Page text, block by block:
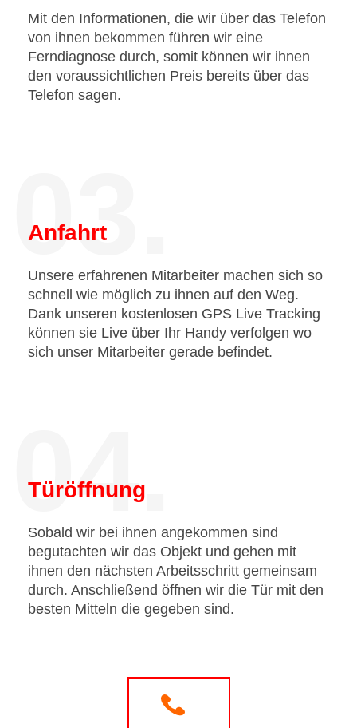
Mit den Informationen, die wir über das Telefon
von ihnen bekommen führen wir eine
Ferndiagnose durch, somit können wir ihnen
den voraussichtlichen Preis bereits über das
Telefon sagen.
03.
Anfahrt
Unsere erfahrenen Mitarbeiter machen sich so
schnell wie möglich zu ihnen auf den Weg.
Dank unseren kostenlosen GPS Live Tracking
können sie Live über Ihr Handy verfolgen wo
sich unser Mitarbeiter gerade befindet.
04.
Türöffnung
Sobald wir bei ihnen angekommen sind
begutachten wir das Objekt und gehen mit
ihnen den nächsten Arbeitsschritt gemeinsam
durch. Anschließend öffnen wir die Tür mit den
besten Mitteln die gegeben sind.